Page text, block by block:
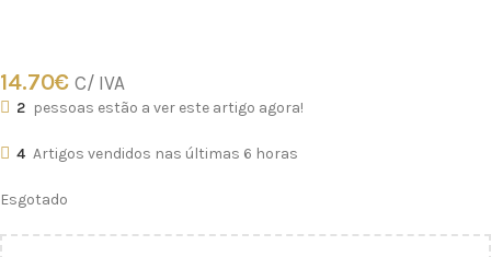
14.70€ C/ IVA
2 pessoas estão a ver este artigo agora!
4 Artigos vendidos nas últimas 6 horas
Esgotado